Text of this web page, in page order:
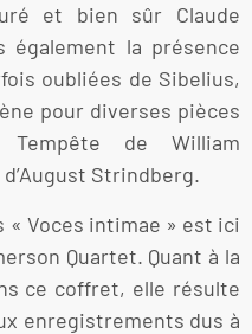
et bien sûr Claude
également la présence
oubliées de Sibelius,
pour diverses pièces
de William
Strindberg.
« Voces intimae » est ici
Quartet. Quant à la
ce coffret, elle résulte
enregistrements dus à